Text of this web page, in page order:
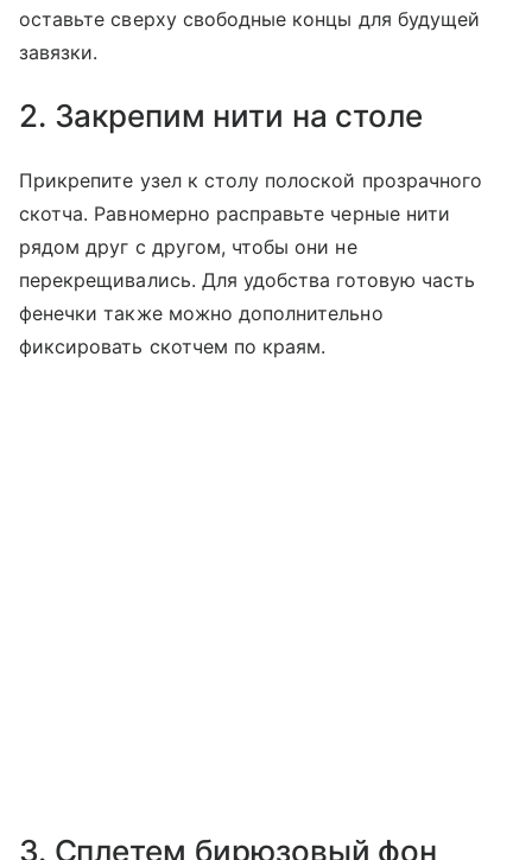
оставьте сверху свободные концы для будущей
завязки.
2. Закрепим нити на столе
Прикрепите узел к столу полоской прозрачного
скотча. Равномерно расправьте черные нити
рядом друг с другом, чтобы они не
перекрещивались. Для удобства готовую часть
фенечки также можно дополнительно
фиксировать скотчем по краям.
3. Сплетем бирюзовый фон